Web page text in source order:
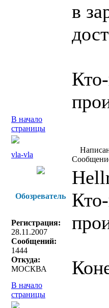
в
В начало
страницы
vla-vla
Обозреватель
Регистрация:
28.11.2007
Сообщений:
1444
Откуда:
МОСКВА
В начало
страницы